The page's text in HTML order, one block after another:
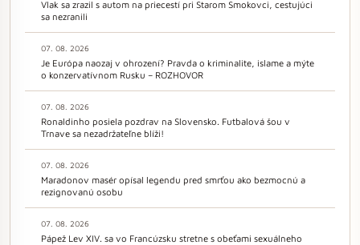
Vlak sa zrazil s autom na priecestí pri Starom Smokovci, cestujúci
sa nezranili
07. 08. 2026
Je Európa naozaj v ohrození? Pravda o kriminalite, islame a mýte
o konzervatívnom Rusku – ROZHOVOR
07. 08. 2026
Ronaldinho posiela pozdrav na Slovensko. Futbalová šou v
Trnave sa nezadržateľne blíži!
07. 08. 2026
Maradonov masér opísal legendu pred smrťou ako bezmocnú a
rezignovanú osobu
07. 08. 2026
Pápež Lev XIV. sa vo Francúzsku stretne s obeťami sexuálneho